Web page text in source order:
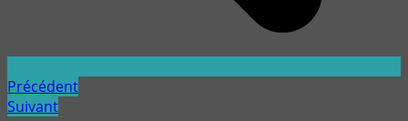
Précédent
Suivant